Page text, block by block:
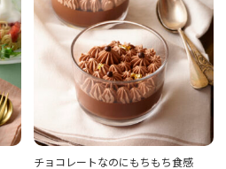
チョコレートなのにもちもち食感